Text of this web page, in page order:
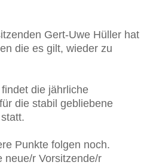
Gert-Uwe Hüller hat
die es gilt, wieder zu
die jährliche
die stabil gebliebene
Punkte folgen noch.
neue/r Vorsitzende/r